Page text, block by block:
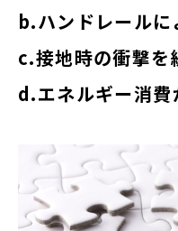
b.ハンドレールに
c.接地時の衝撃を
d.エネルギー消費